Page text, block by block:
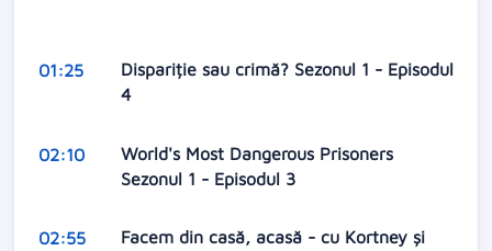
01:25
Dispariție sau crimă? Sezonul 1 - Episodul
4
02:10
World's Most Dangerous Prisoners
Sezonul 1 - Episodul 3
02:55
Facem din casă, acasă - cu Kortney și